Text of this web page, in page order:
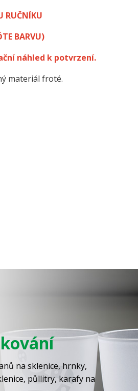
RUČNÍKU
BARVU)
náhled k potvrzení.
materiál froté.
na sklenice, hrnky,
půllitry, karafy na